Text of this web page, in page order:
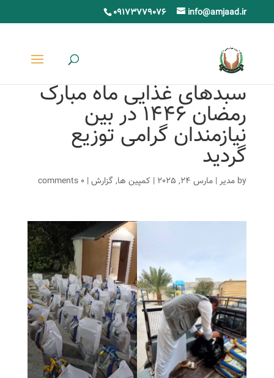
09173779076 info@amjaad.ir
سبدهای غذایی ماه مبارک
رمضان 1446 در بین
نیازمندان گرامی توزیع
گردید
by مدیر| مارس 24, 2025 | کمپین ها, گزارش|
0 comments